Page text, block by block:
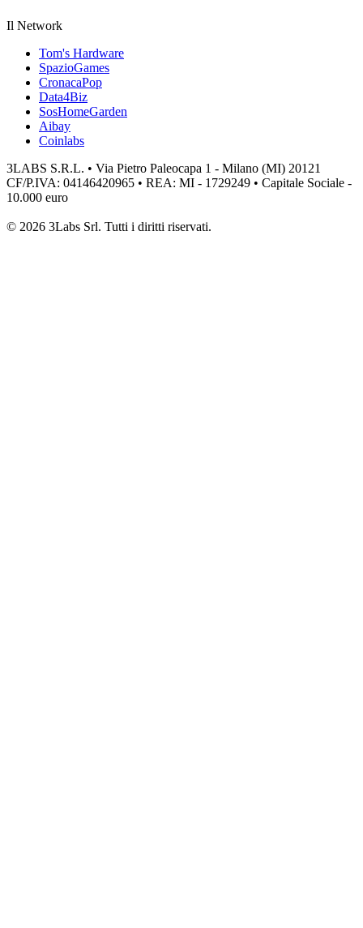
Il Network
Tom's Hardware
SpazioGames
CronacaPop
Data4Biz
SosHomeGarden
Aibay
Coinlabs
3LABS S.R.L. • Via Pietro Paleocapa 1 - Milano (MI) 20121
CF/P.IVA: 04146420965 • REA: MI - 1729249 • Capitale Sociale -
10.000 euro
© 2026 3Labs Srl. Tutti i diritti riservati.